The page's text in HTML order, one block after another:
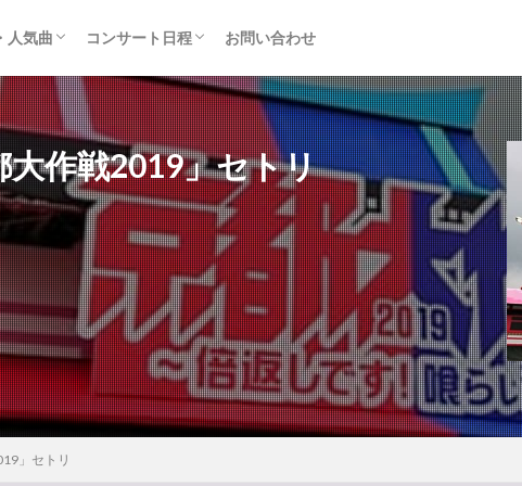
(旧ジャニーズ)
人気曲
めアルバム
察
コンサート日程
セトリ・まとめ
ライブレポ
カード枠
お問い合わせ
大作戦2019」セトリ
」セトリ